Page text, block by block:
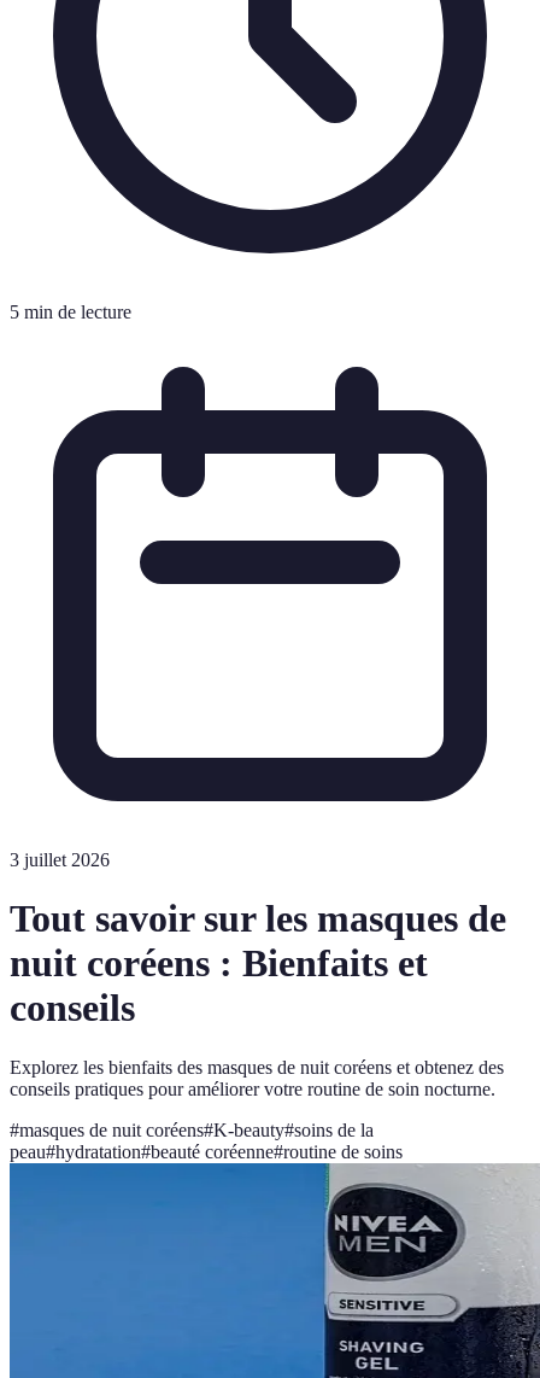
5 min de lecture
3 juillet 2026
Tout savoir sur les masques de
nuit coréens : Bienfaits et
conseils
Explorez les bienfaits des masques de nuit coréens et obtenez des
conseils pratiques pour améliorer votre routine de soin nocturne.
#masques de nuit coréens#K-beauty#soins de la
peau#hydratation#beauté coréenne#routine de soins